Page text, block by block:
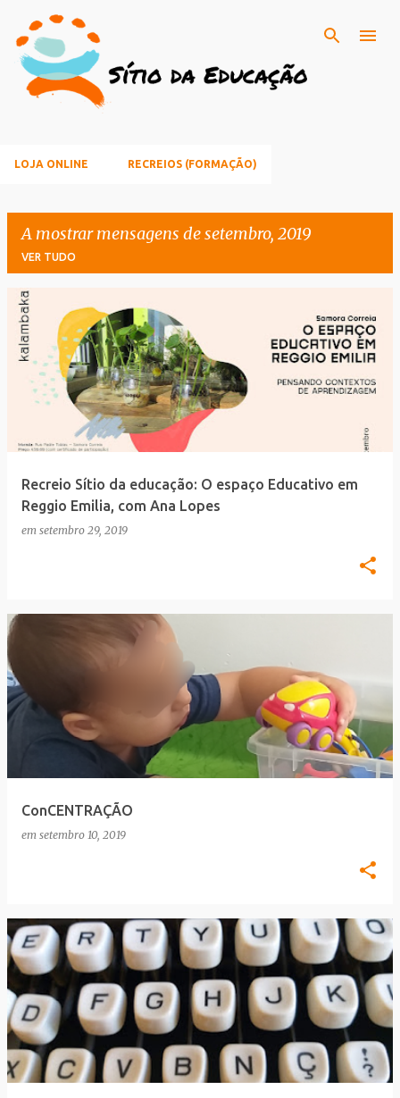
LOJA ONLINE RECREIOS (FORMAÇÃO)
A mostrar mensagens de setembro, 2019
VER TUDO
M
Recreio Sítio da educação: O espaço Educativo em
Reggio Emilia, com Ana Lopes
em setembro 29, 2019
ConCENTRAÇÃO
em setembro 10, 2019